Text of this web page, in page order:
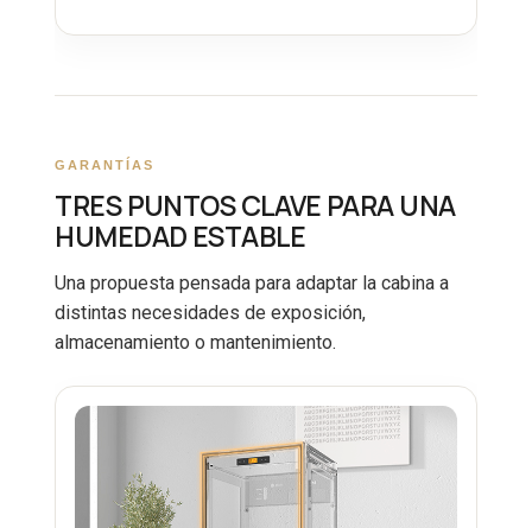
GARANTÍAS
TRES PUNTOS CLAVE PARA UNA
HUMEDAD ESTABLE
Una propuesta pensada para adaptar la cabina a
distintas necesidades de exposición,
almacenamiento o mantenimiento.